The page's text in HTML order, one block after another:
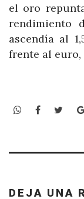
el oro
rendimiento
ascendía al
frente al euro,
WhatsApp
Facebook
DEJA UNA